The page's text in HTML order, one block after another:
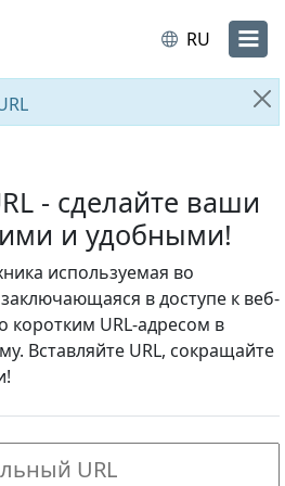
RU
- сделайте ваши
и удобными!
используемая во
в доступе к веб-
коротким URL-адресом в
Вставляйте URL, сокращайте